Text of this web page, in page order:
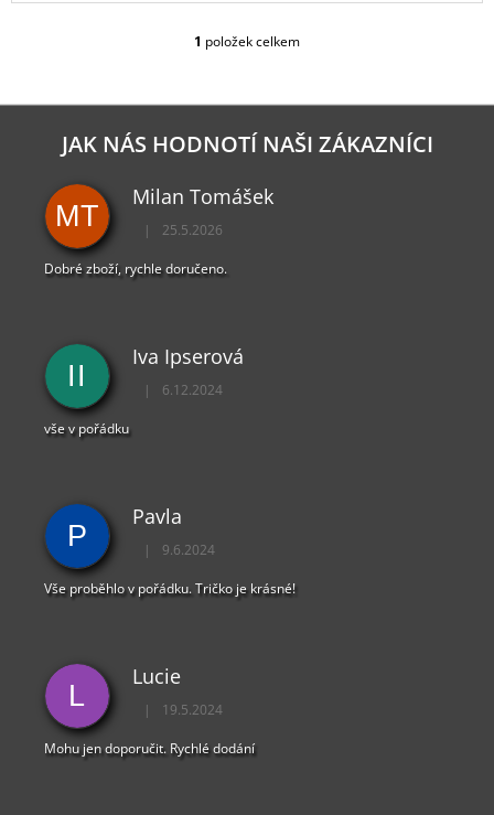
O
Á
D
A
Í
1 položek celkem
JAK NÁS HODNOTÍ NAŠI ZÁKAZNÍCI
MT
Milan Tomášek
Hodnocení obchodu je 5 z 5 hvězdiček.
| 25.5.2026
Dobré zboží, rychle doručeno.
II
Iva Ipserová
Hodnocení obchodu je 5 z 5 hvězdiček.
| 6.12.2024
vše v pořádku
P
Pavla
Hodnocení obchodu je 5 z 5 hvězdiček.
| 9.6.2024
Vše proběhlo v pořádku. Tričko je krásné!
L
Lucie
Hodnocení obchodu je 5 z 5 hvězdiček.
| 19.5.2024
Mohu jen doporučit. Rychlé dodání